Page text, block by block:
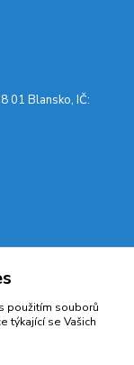
01 Blansko, IČ:
s použitím souborů
týkající se Vašich